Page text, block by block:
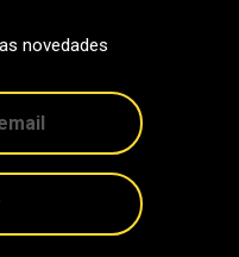
novedades